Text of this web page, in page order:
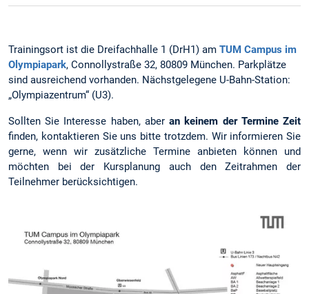
Trainingsort ist die Dreifachhalle 1 (DrH1) am TUM Campus im
Olympiapark, Connollystraße 32, 80809 München. Parkplätze
sind ausreichend vorhanden. Nächstgelegene U-Bahn-Station:
„Olympiazentrum“ (U3).
Sollten Sie Interesse haben, aberan keinem der Termine Zeit
finden, kontaktieren Sie uns bitte trotzdem. Wir informieren Sie
gerne, wenn wir zusätzliche Termine anbieten können und
möchten bei der Kursplanung auch den Zeitrahmen der
Teilnehmer berücksichtigen.